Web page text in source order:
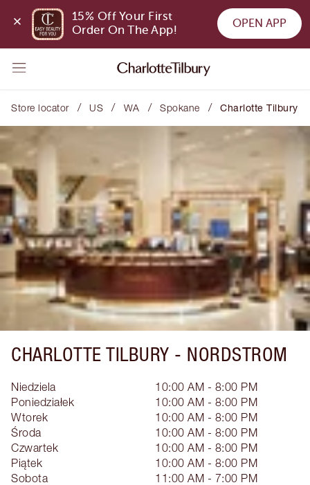
15% Off Your First
Order On The App!
OPEN APP
Store locator / US / WA / Spokane / Charlotte Tilbury
CHARLOTTE TILBURY - NORDSTROM
Niedziela
10:00 AM - 8:00 PM
Poniedziałek
10:00 AM - 8:00 PM
Wtorek
10:00 AM - 8:00 PM
Środa
10:00 AM - 8:00 PM
Czwartek
10:00 AM - 8:00 PM
Piątek
10:00 AM - 8:00 PM
Sobota
11:00 AM - 7:00 PM